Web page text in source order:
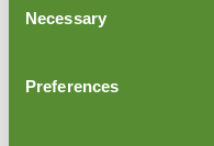
Selection
Necessary
Preferences